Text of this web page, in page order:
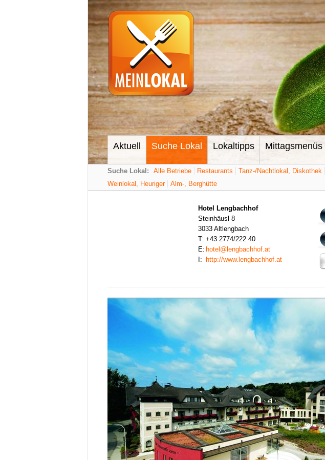
Aktuell Suche Lokal Lokaltipps Mittagsmenüs
Suche Lokal: Alle Betriebe Restaurants Tanz-/Nachtlokal, Diskothek
Weinlokal, Heuriger
Alm-, Berghütte
Hotel Lengbachhof
Steinhäusl 8
3033 Altlengbach
T: +43 2774/222 40
E: hotel@lengbachhof.at
I:
http://www.lengbachhof.at